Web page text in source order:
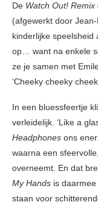
De Watch Out! Remix
(afgewerkt door
kinderlijke
op… want na enkele
ze je samen met
‘Cheeky cheeky
In een bluessfeertje
verleidelijk. ‘Like a
Headphones ons
waarna een
overneemt. En dat
My Hands is
staan voor